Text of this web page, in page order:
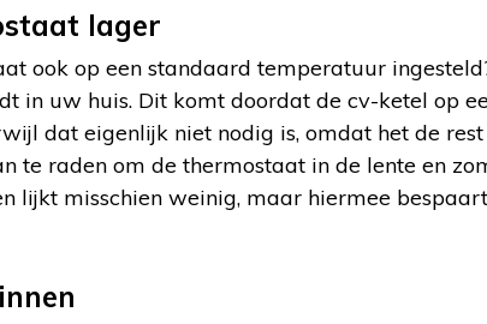
lager
ook op een standaard temperatuur
in uw huis. Dit komt doordat de cv-ketel op
dat eigenlijk niet nodig is, omdat het de
te raden om de thermostaat in de lente en
lijkt misschien weinig, maar hiermee